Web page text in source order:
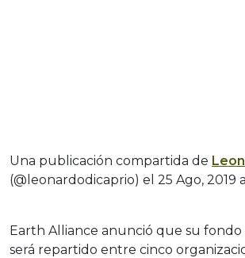
Una publicación compartida de
(@leonardodicaprio) el 25 Ago, 2019
Earth Alliance anunció que su
será repartido entre cinco